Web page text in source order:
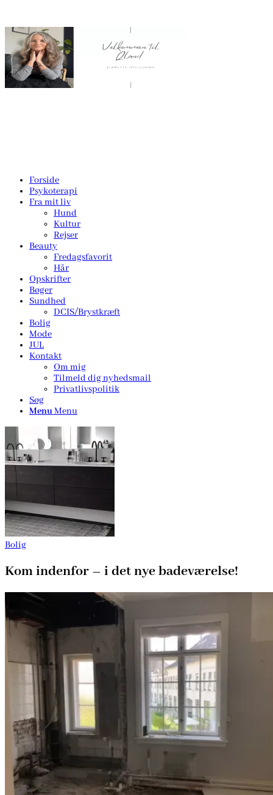
Forside
Psykoterapi
Fra mit liv
Hund
Kultur
Rejser
Beauty
Fredagsfavorit
Hår
Opskrifter
Bøger
Sundhed
DCIS/Brystkræft
Bolig
Mode
JUL
Kontakt
Om mig
Tilmeld dig nyhedsmail
Privatlivspolitik
Søg
MenuMenu
Bolig
Kom indenfor – i det nye badeværelse!